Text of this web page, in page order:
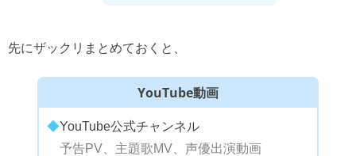
先にザックリまとめておくと、
YouTube動画
◆YouTube公式チャンネル
予告PV、主題歌MV、声優出演動画